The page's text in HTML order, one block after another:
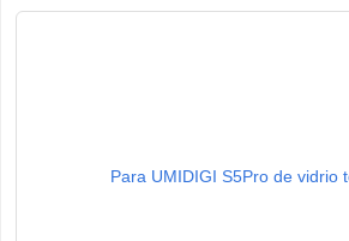
Para UMIDIGI S5Pro de vidrio